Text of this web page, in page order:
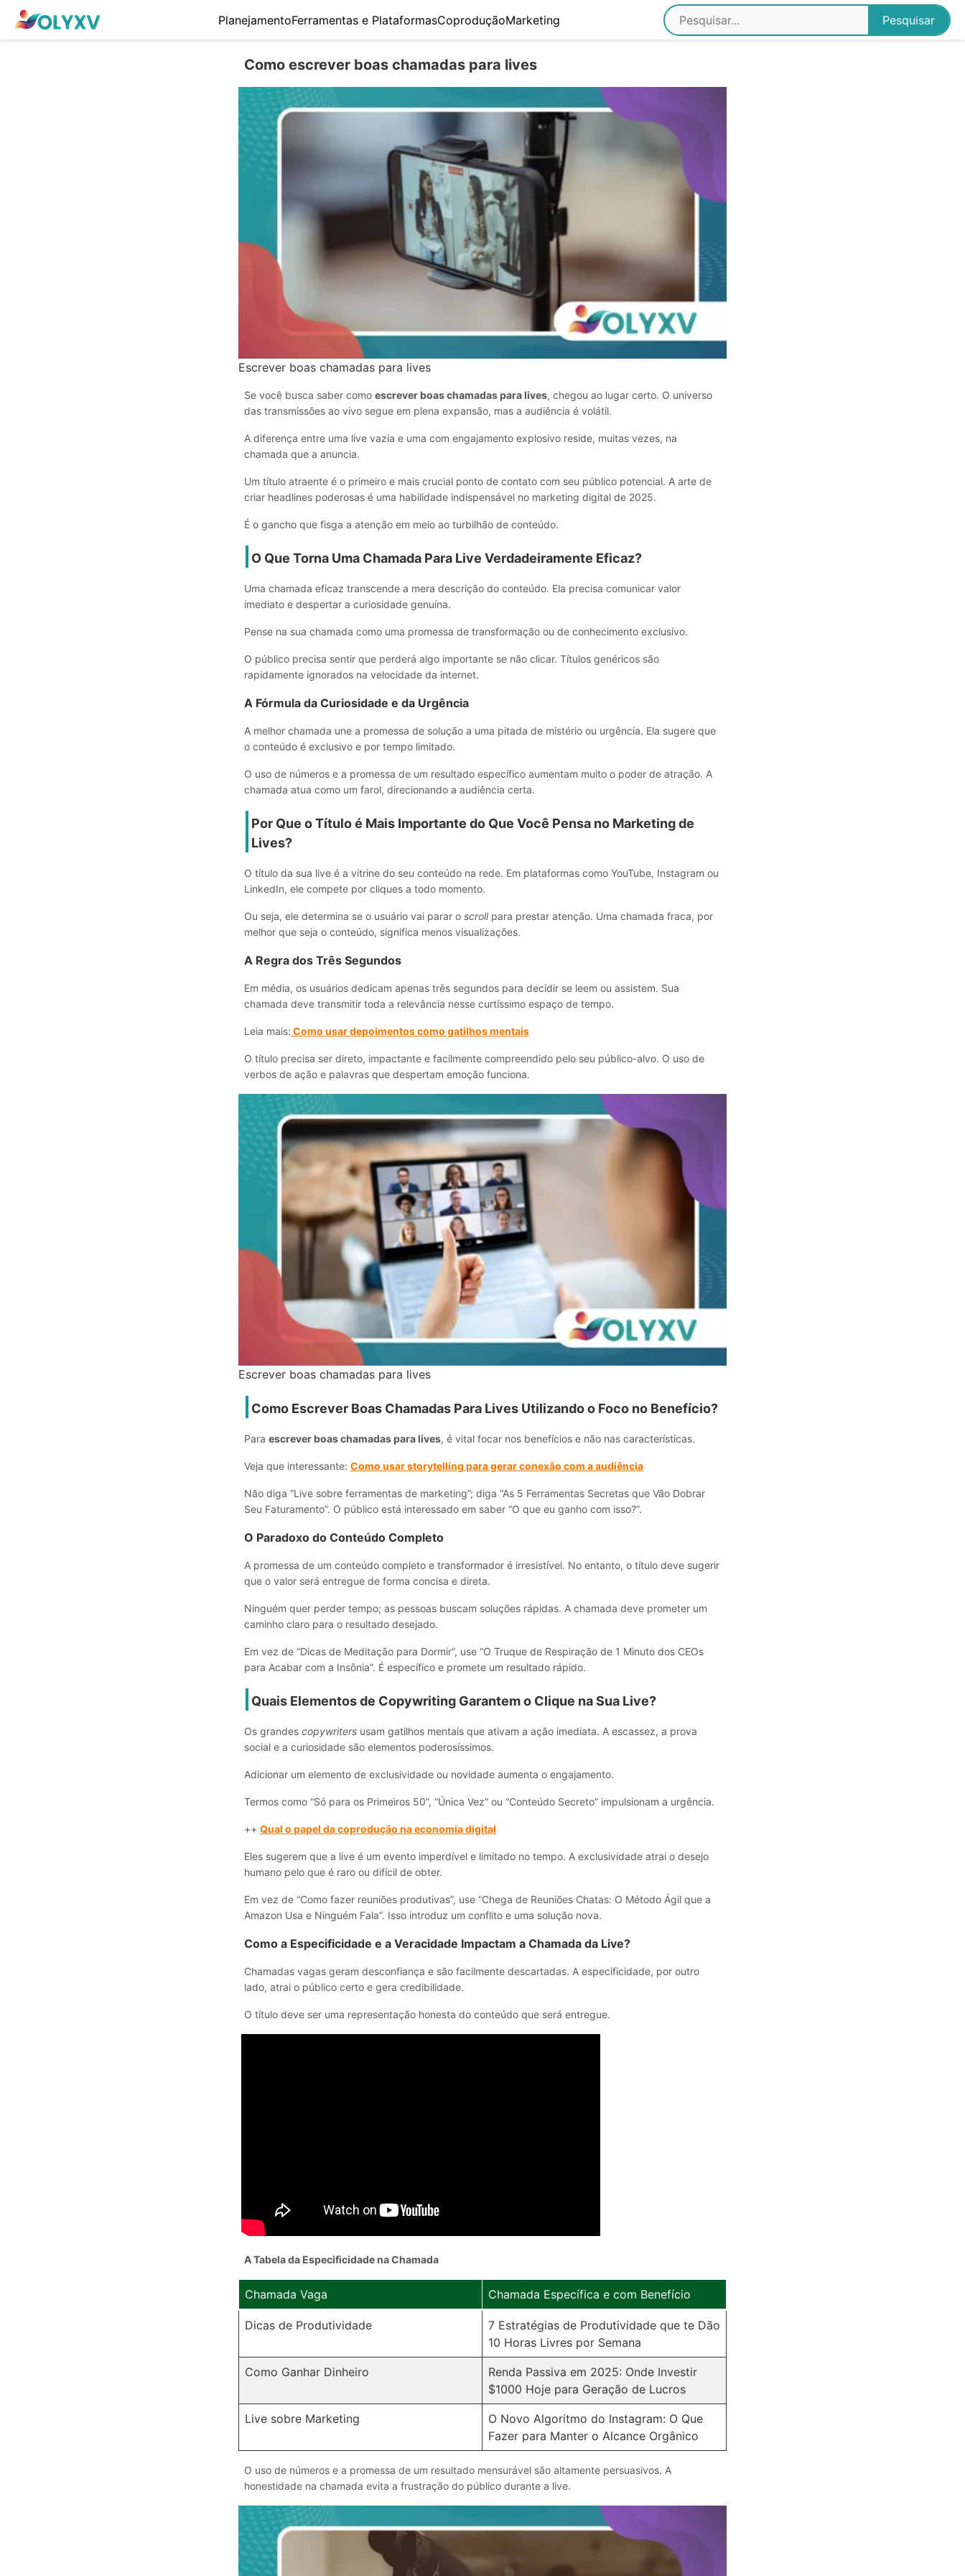
PlanejamentoFerramentas e PlataformasCoproduçãoMarketing
Como escrever boas chamadas para lives
Escrever boas chamadas para lives
Se você busca saber como escrever boas chamadas para lives, chegou ao lugar certo. O universo
das transmissões ao vivo segue em plena expansão, mas a audiência é volátil.
A diferença entre uma live vazia e uma com engajamento explosivo reside, muitas vezes, na
chamada que a anuncia.
Um título atraente é o primeiro e mais crucial ponto de contato com seu público potencial. A arte de
criar headlines poderosas é uma habilidade indispensável no marketing digital de 2025.
É o gancho que fisga a atenção em meio ao turbilhão de conteúdo.
O Que Torna Uma Chamada Para Live Verdadeiramente Eficaz?
Uma chamada eficaz transcende a mera descrição do conteúdo. Ela precisa comunicar valor
imediato e despertar a curiosidade genuína.
Pense na sua chamada como uma promessa de transformação ou de conhecimento exclusivo.
O público precisa sentir que perderá algo importante se não clicar. Títulos genéricos são
rapidamente ignorados na velocidade da internet.
A Fórmula da Curiosidade e da Urgência
A melhor chamada une a promessa de solução a uma pitada de mistério ou urgência. Ela sugere que
o conteúdo é exclusivo e por tempo limitado.
O uso de números e a promessa de um resultado específico aumentam muito o poder de atração. A
chamada atua como um farol, direcionando a audiência certa.
Por Que o Título é Mais Importante do Que Você Pensa no Marketing de
Lives?
O título da sua live é a vitrine do seu conteúdo na rede. Em plataformas como YouTube, Instagram ou
LinkedIn, ele compete por cliques a todo momento.
Ou seja, ele determina se o usuário vai parar o scrollpara prestar atenção. Uma chamada fraca, por
melhor que seja o conteúdo, significa menos visualizações.
A Regra dos Três Segundos
Em média, os usuários dedicam apenas três segundos para decidir se leem ou assistem. Sua
chamada deve transmitir toda a relevância nesse curtíssimo espaço de tempo.
Leia mais: Como usar depoimentos como gatilhos mentais
O título precisa ser direto, impactante e facilmente compreendido pelo seu público-alvo. O uso de
verbos de ação e palavras que despertam emoção funciona.
Escrever boas chamadas para lives
Como Escrever Boas Chamadas Para Lives Utilizando o Foco no Benefício?
Para escrever boas chamadas para lives, é vital focar nos benefícios e não nas características.
Veja que interessante: Como usar storytelling para gerar conexão com a audiência
Não diga “Live sobre ferramentas de marketing”; diga “As 5 Ferramentas Secretas que Vão Dobrar
Seu Faturamento”. O público está interessado em saber “O que eu ganho com isso?”.
O Paradoxo do Conteúdo Completo
A promessa de um conteúdo completo e transformador é irresistível. No entanto, o título deve sugerir
que o valor será entregue de forma concisa e direta.
Ninguém quer perder tempo; as pessoas buscam soluções rápidas. A chamada deve prometer um
caminho claro para o resultado desejado.
Em vez de “Dicas de Meditação para Dormir”, use “O Truque de Respiração de 1 Minuto dos CEOs
para Acabar com a Insônia”. É específico e promete um resultado rápido.
Quais Elementos de Copywriting Garantem o Clique na Sua Live?
Os grandes copywriters usam gatilhos mentais que ativam a ação imediata. A escassez, a prova
social e a curiosidade são elementos poderosíssimos.
Adicionar um elemento de exclusividade ou novidade aumenta o engajamento.
Termos como “Só para os Primeiros 50”, “Única Vez” ou “Conteúdo Secreto” impulsionam a urgência.
++ Qual o papel da coprodução na economia digital
Eles sugerem que a live é um evento imperdível e limitado no tempo. A exclusividade atrai o desejo
humano pelo que é raro ou difícil de obter.
Em vez de “Como fazer reuniões produtivas”, use “Chega de Reuniões Chatas: O Método Ágil que a
Amazon Usa e Ninguém Fala”. Isso introduz um conflito e uma solução nova.
Como a Especificidade e a Veracidade Impactam a Chamada da Live?
Chamadas vagas geram desconfiança e são facilmente descartadas. A especificidade, por outro
lado, atrai o público certo e gera credibilidade.
O título deve ser uma representação honesta do conteúdo que será entregue.
A Tabela da Especificidade na Chamada
Chamada Vaga Chamada Específica e com Benefício
Dicas de Produtividade
7 Estratégias de Produtividade que te Dão
10 Horas Livres por Semana
Como Ganhar Dinheiro
Renda Passiva em 2025: Onde Investir
$1000 Hoje para Geração de Lucros
Live sobre Marketing
O Novo Algoritmo do Instagram: O Que
Fazer para Manter o Alcance Orgânico
O uso de números e a promessa de um resultado mensurável são altamente persuasivos. A
honestidade na chamada evita a frustração do público durante a live.